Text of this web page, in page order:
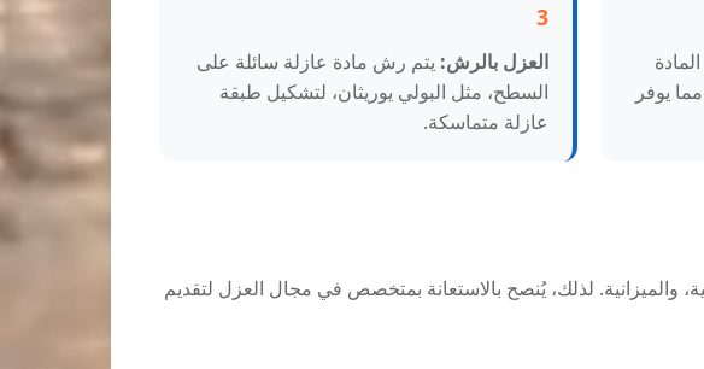
يوفر
3
العزل بالرش: يتم رش مادة عازلة سائلة على
السطح، مثل البولي يوريثان، لتشكيل طبقة
عازلة متماسكة.
والميزانية. لذلك، يُنصح بالاستعانة بمتخصص في مجال العزل لتقديم